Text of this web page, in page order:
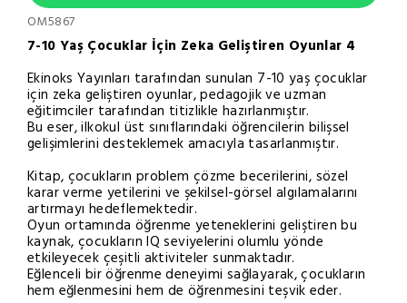
OM5867
7-10 Yaş Çocuklar İçin Zeka Geliştiren Oyunlar 4
Ekinoks Yayınları tarafından sunulan 7-10 yaş çocuklar
için zeka geliştiren oyunlar, pedagojik ve uzman
eğitimciler tarafından titizlikle hazırlanmıştır.
Bu eser, ilkokul üst sınıflarındaki öğrencilerin bilişsel
gelişimlerini desteklemek amacıyla tasarlanmıştır.
Kitap, çocukların problem çözme becerilerini, sözel
karar verme yetilerini ve şekilsel-görsel algılamalarını
artırmayı hedeflemektedir.
Oyun ortamında öğrenme yeteneklerini geliştiren bu
kaynak, çocukların IQ seviyelerini olumlu yönde
etkileyecek çeşitli aktiviteler sunmaktadır.
Eğlenceli bir öğrenme deneyimi sağlayarak, çocukların
hem eğlenmesini hem de öğrenmesini teşvik eder.